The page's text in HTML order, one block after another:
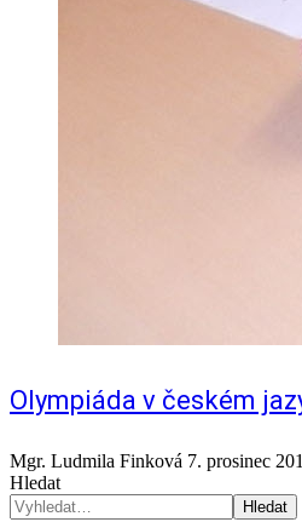
Olympiáda v českém
Mgr. Ludmila Finková 7. prosinec
Hledat
Hledat